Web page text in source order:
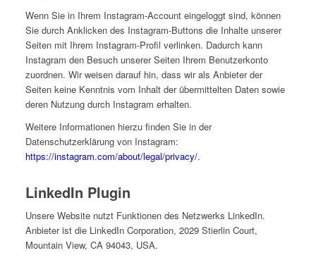
Wenn Sie in Ihrem Instagram-Account eingeloggt sind, können
Sie durch Anklicken des Instagram-Buttons die Inhalte unserer
Seiten mit Ihrem Instagram-Profil verlinken. Dadurch kann
Instagram den Besuch unserer Seiten Ihrem Benutzerkonto
zuordnen. Wir weisen darauf hin, dass wir als Anbieter der
Seiten keine Kenntnis vom Inhalt der übermittelten Daten sowie
deren Nutzung durch Instagram erhalten.
Weitere Informationen hierzu finden Sie in der
Datenschutzerklärung von Instagram:
https://instagram.com/about/legal/privacy/.
LinkedIn Plugin
Unsere Website nutzt Funktionen des Netzwerks LinkedIn.
Anbieter ist die LinkedIn Corporation, 2029 Stierlin Court,
Mountain View, CA 94043, USA.